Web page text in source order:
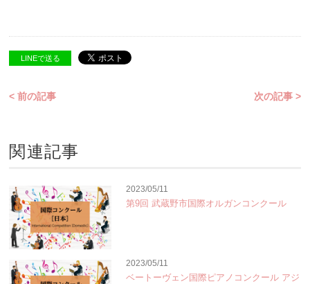
LINEで送る
< 前の記事 次の記事 >
関連記事
2023/05/11
第9回 武蔵野市国際オルガンコンクール
2023/05/11
ベートーヴェン国際ピアノコンクール アジ